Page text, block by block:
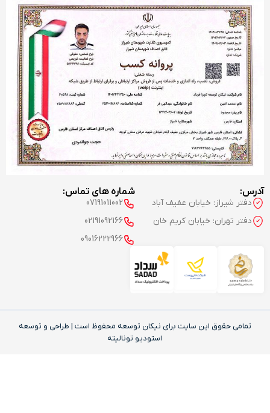
آدرس:
دفتر شیراز: خیابان عفیف آباد
دفتر تهران: خیابان کریم خان
شماره های تماس:
07191011002
02191092166
09016222966
تمامی حقوق این‌ سایت برای نیکان توسعه محفوظ است | طراحی و توسعه
استودیو تونالیته